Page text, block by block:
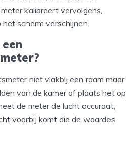
kalibreert vervolgens,
scherm verschijnen.
niet vlakbij een raam maar
van de kamer of plaats het op
de meter de lucht accuraat,
voorbij komt die de waardes